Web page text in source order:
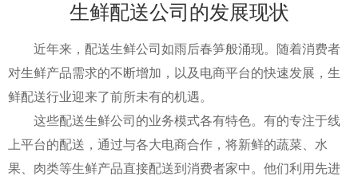
生鲜配送公司的发展现状
近年来，配送生鲜公司如雨后春笋般涌现。随着消费者
对生鲜产品需求的不断增加，以及电商平台的快速发展，生
鲜配送行业迎来了前所未有的机遇。
这些配送生鲜公司的业务模式各有特色。有的专注于线
上平台的配送，通过与各大电商合作，将新鲜的蔬菜、水
果、肉类等生鲜产品直接配送到消费者家中。他们利用先进